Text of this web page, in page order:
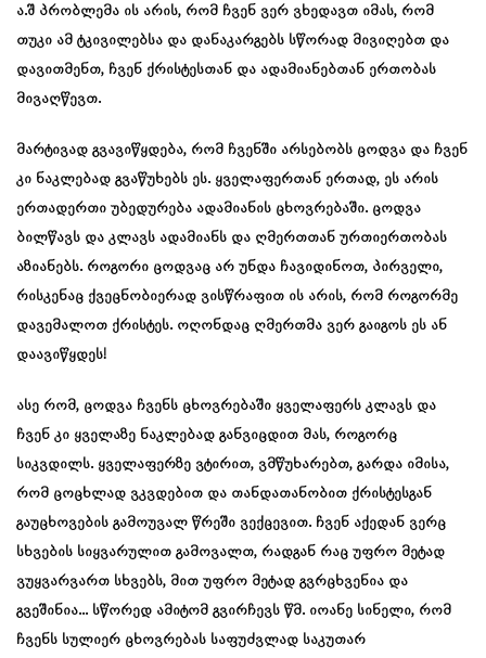
ა.შ პრობლემა ის არის, რომ ჩვენ ვერ ვხედავთ იმას, რომ
თუკი ამ ტკივილებსა და დანაკარგებს სწორად მივიღებთ და
დავითმენთ, ჩვენ ქრისტესთან და ადამიანებთან ერთობას
მივაღწევთ.
მარტივად გვავიწყდება, რომ ჩვენში არსებობს ცოდვა და ჩვენ
კი ნაკლებად გვაწუხებს ეს. ყველაფერთან ერთად, ეს არის
ერთადერთი უბედურება ადამიანის ცხოვრებაში. ცოდვა
ბილწავს და კლავს ადამიანს და ღმერთთან ურთიერთობას
აზიანებს. როგორი ცოდვაც არ უნდა ჩავიდინოთ, პირველი,
რისკენაც ქვეცნობიერად ვისწრაფით ის არის, რომ როგორმე
დავემალოთ ქრისტეს. ოღონდაც ღმერთმა ვერ გაიგოს ეს ან
დაავიწყდეს!
ასე რომ, ცოდვა ჩვენს ცხოვრებაში ყველაფერს კლავს და
ჩვენ კი ყველაზე ნაკლებად განვიცდით მას, როგორც
სიკვდილს. ყველაფერზე ვტირით, ვმწუხარებთ, გარდა იმისა,
რომ ცოცხლად ვკვდებით და თანდათანობით ქრისტესგან
გაუცხოვების გამოუვალ წრეში ვექცევით. ჩვენ აქედან ვერც
სხვების სიყვარულით გამოვალთ, რადგან რაც უფრო მეტად
ვუყვარვართ სხვებს, მით უფრო მეტად გვრცხვენია და
გვეშინია… სწორედ ამიტომ გვირჩევს წმ. იოანე სინელი, რომ
ჩვენს სულიერ ცხოვრებას საფუძვლად საკუთარ